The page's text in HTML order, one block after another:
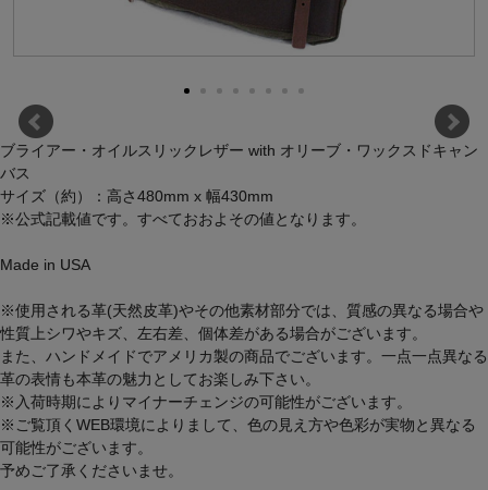
ブライアー・オイルスリックレザー with オリーブ・ワックスドキャン
バス
サイズ（約）：高さ480mm x 幅430mm
※公式記載値です。すべておおよその値となります。
Made in USA
※使用される革(天然皮革)やその他素材部分では、質感の異なる場合や
性質上シワやキズ、左右差、個体差がある場合がございます。
また、ハンドメイドでアメリカ製の商品でございます。一点一点異なる
革の表情も本革の魅力としてお楽しみ下さい。
※入荷時期によりマイナーチェンジの可能性がございます。
※ご覧頂くWEB環境によりまして、色の見え方や色彩が実物と異なる
可能性がございます。
予めご了承くださいませ。